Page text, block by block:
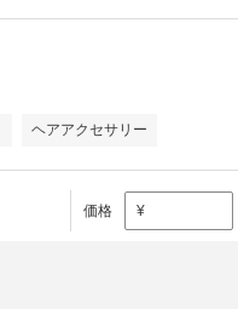
ヘアアクセサリー
価格 ¥